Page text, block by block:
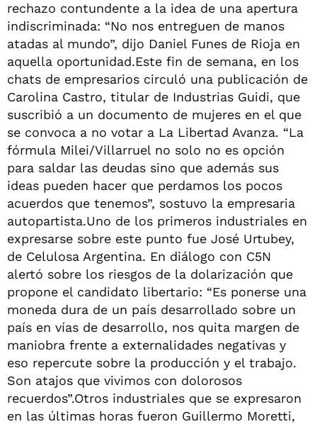
rechazo contundente a la idea de una apertura
indiscriminada: “No nos entreguen de manos
atadas al mundo”, dijo Daniel Funes de Rioja en
aquella oportunidad.Este fin de semana, en los
chats de empresarios circuló una publicación de
Carolina Castro, titular de Industrias Guidi, que
suscribió a un documento de mujeres en el que
se convoca a no votar a La Libertad Avanza. “La
fórmula Milei/Villarruel no solo no es opción
para saldar las deudas sino que además sus
ideas pueden hacer que perdamos los pocos
acuerdos que tenemos”, sostuvo la empresaria
autopartista.Uno de los primeros industriales en
expresarse sobre este punto fue José Urtubey,
de Celulosa Argentina. En diálogo con C5N
alertó sobre los riesgos de la dolarización que
propone el candidato libertario: “Es ponerse una
moneda dura de un país desarrollado sobre un
país en vías de desarrollo, nos quita margen de
maniobra frente a externalidades negativas y
eso repercute sobre la producción y el trabajo.
Son atajos que vivimos con dolorosos
recuerdos”.Otros industriales que se expresaron
en las últimas horas fueron Guillermo Moretti,